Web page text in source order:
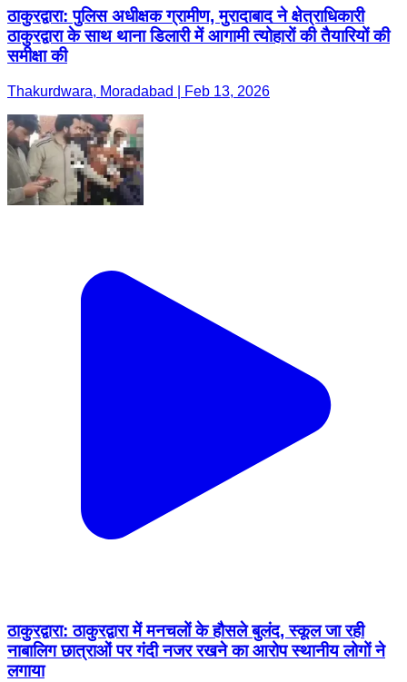
ठाकुरद्वारा: पुलिस अधीक्षक ग्रामीण, मुरादाबाद ने क्षेत्राधिकारी
ठाकुरद्वारा के साथ थाना डिलारी में आगामी त्योहारों की तैयारियों की
समीक्षा की
Thakurdwara, Moradabad | Feb 13, 2026
ठाकुरद्वारा: ठाकुरद्वारा में मनचलों के हौसले बुलंद, स्कूल जा रही
नाबालिग छात्राओं पर गंदी नजर रखने का आरोप स्थानीय लोगों ने
लगाया